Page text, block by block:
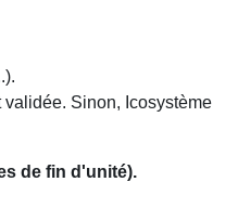
Sinon, Icosystème
de fin d'unité).